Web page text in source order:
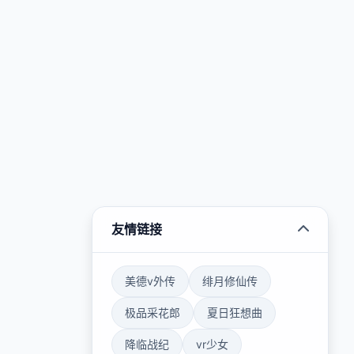
友情链接
美德v外传 绯月修仙传
极品采花郎 夏日狂想曲
降临战纪 vr少女